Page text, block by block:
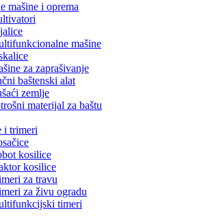
mašine i oprema
mašine
za zaprašivanje
baštenski alat
zemlje
materijal za baštu
i trimeri
kosilice
kosilice
za travu
za živu ogradu
timeri